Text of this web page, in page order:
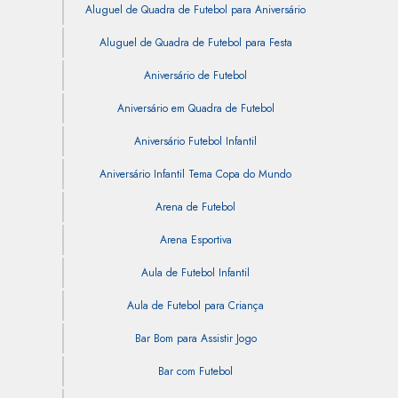
Aluguel de Quadra de Futebol para Aniversário
Aluguel de Quadra de Futebol para Festa
Aniversário de Futebol
Aniversário em Quadra de Futebol
Aniversário Futebol Infantil
Aniversário Infantil Tema Copa do Mundo
Arena de Futebol
Arena Esportiva
Aula de Futebol Infantil
Aula de Futebol para Criança
Bar Bom para Assistir Jogo
Bar com Futebol